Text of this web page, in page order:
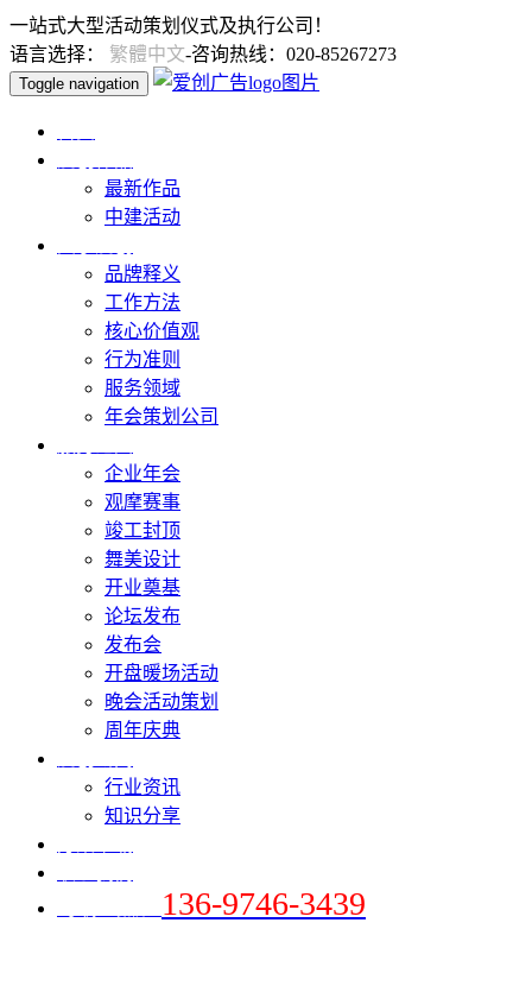
一站式大型活动策划仪式及执行公司！
语言选择： 繁體中文-咨询热线：020-85267273
Toggle navigation
最新作品
中建活动
品牌释义
工作方法
核心价值观
行为准则
服务领域
年会策划公司
企业年会
观摩赛事
竣工封顶
舞美设计
开业奠基
论坛发布
发布会
开盘暖场活动
晚会活动策划
周年庆典
行业资讯
知识分享
136-9746-3439